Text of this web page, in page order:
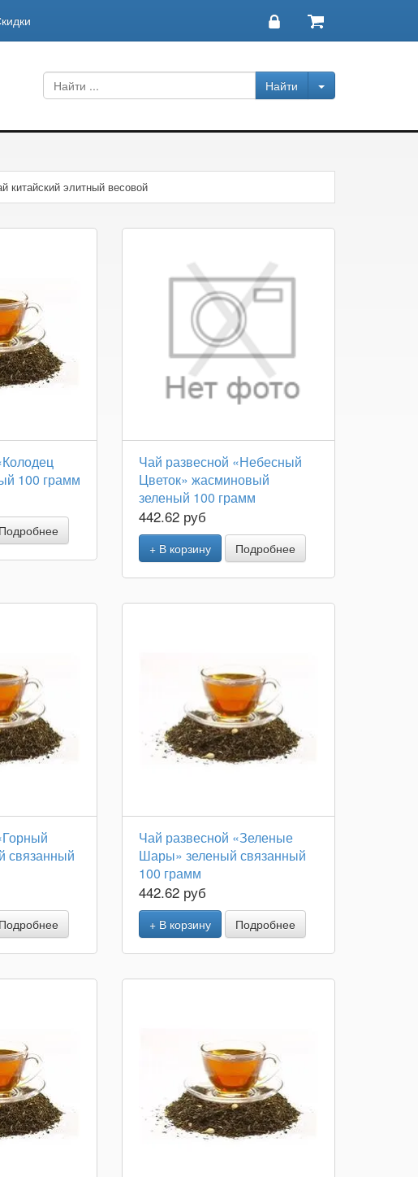
китайский элитный весовой
100 грамм
Подробнее
Чай развесной «Небесный
Цветок» жасминовый
зеленый 100 грамм
442.62 руб
+ В корзину Подробнее
связанный
Подробнее
Чай развесной «Зеленые
Шары» зеленый связанный
100 грамм
442.62 руб
+ В корзину Подробнее